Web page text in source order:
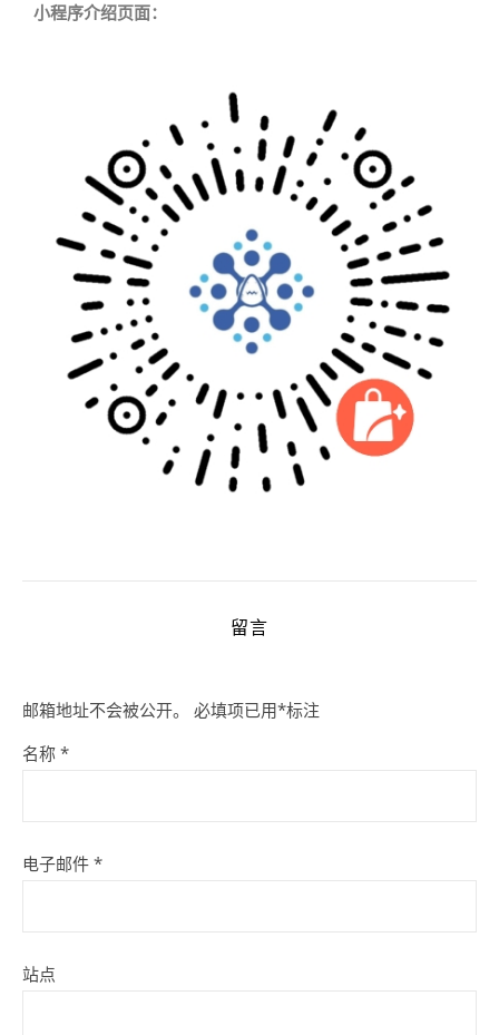
小程序介绍页面：
留言
邮箱地址不会被公开。 必填项已用*标注
名称 *
电子邮件 *
站点